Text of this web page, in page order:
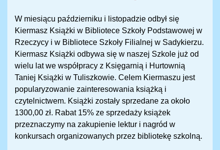
W miesiącu październiku i listopadzie odbył się
Kiermasz Książki w Bibliotece Szkoły Podstawowej w
Rzeczycy i w Bibliotece Szkoły Filialnej w Sadykierzu.
Kiermasz Książki odbywa się w naszej Szkole już od
wielu lat we współpracy z Księgarnią i Hurtownią
Taniej Książki w Tuliszkowie. Celem Kiermaszu jest
popularyzowanie zainteresowania książką i
czytelnictwem. Książki zostały sprzedane za około
1300,00 zł. Rabat 15% ze sprzedaży książek
przeznaczymy na zakupienie lektur i nagród w
konkursach organizowanych przez bibliotekę szkolną.